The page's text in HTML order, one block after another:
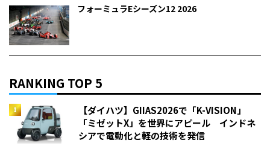
フォーミュラEシーズン12 2026
RANKING TOP 5
【ダイハツ】GIIAS2026で「K-VISION」
「ミゼットX」を世界にアピール インドネ
シアで電動化と軽の技術を発信